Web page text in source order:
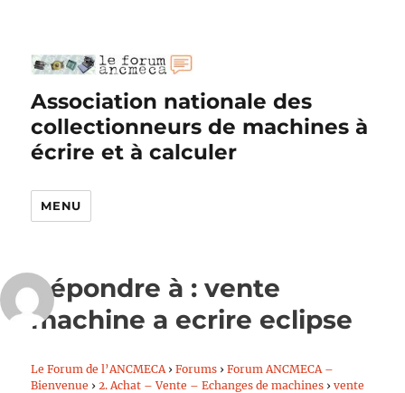
Association nationale des
collectionneurs de machines à
écrire et à calculer
MENU
Répondre à : vente
machine a ecrire eclipse
Le Forum de l’ANCMECA › Forums › Forum ANCMECA –
Bienvenue › 2. Achat – Vente – Echanges de machines › vente